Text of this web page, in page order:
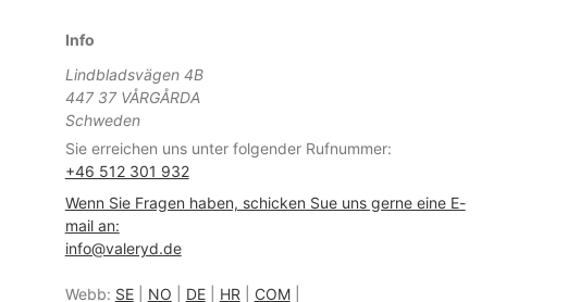
Info
Lindbladsvägen 4B
447 37 VÅRGÅRDA
Schweden
Sie erreichen uns unter folgender Rufnummer:
+46 512 301 932
Wenn Sie Fragen haben, schicken Sue uns gerne eine E-
mail an:
info@valeryd.de
Webb: SE| NO DE| HR COM|